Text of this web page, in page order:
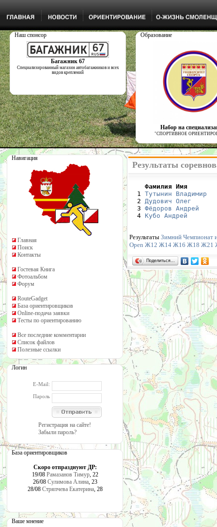
Наш спонсор
Багажник 67
Специализированный магазин автобагажников и всех
видов креплений
Образование
Набор на
"СПОРТИВНОЕ
Навигация
Главная
Поиск
Контакты
Гостевая Книга
Фотоальбом
Форум
RouteGadget
База ориентировщиков
Online-подача заявки
Тесты по ориентированию
Все последние комментарии
Список файлов
Полезные ссылки
Логин
E-Mail:
Пароль
Регистрация на сайте!
Забыли пароль?
База ориентировщиков
Скоро отпразднуют ДР:
19/08 Рамазанов Тимур, 22
26/08 Сулимова Алина, 23
28/08 Стряпчева Екатерина, 28
Ваше мнение
Результаты
Фамилия Имя
1 Тутынин Владимир
  2
Дудович Олег
  3
Фёдоров Андрей
  4
Кубо Андрей
Результаты Зимний Чемпионат
Open Ж12 Ж14 Ж16 Ж18 Ж21
Поделиться…